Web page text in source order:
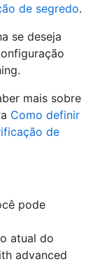
de segredo.
se deseja
mais sobre
Como definir
de
pode
atual do
advanced